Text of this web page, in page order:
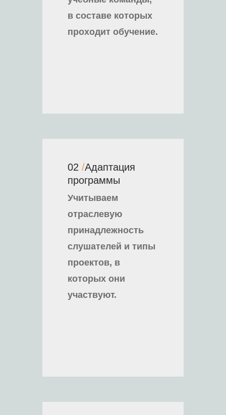
в составе которых
проходит обучение.
Учитываем
отраслевую
принадлежность
слушателей и типы
проектов, в
которых они
участвуют.
02 /Адаптация
программы